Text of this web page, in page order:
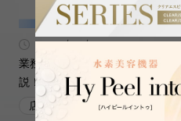
2025/03/06
業務用エステ機器を徹底解
説！選び方とNBSのマシン...
店舗・設備